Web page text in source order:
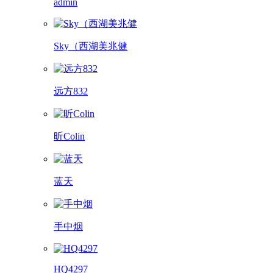
admin
Sky（西湖美兆健
远方832
昕Colin
蓝天
手中烟
HQ4297